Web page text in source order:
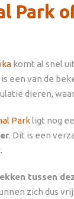
Park
komt al snel
een van de
dieren,
Parkligt nog
. Dit is een
tussen
zich dus